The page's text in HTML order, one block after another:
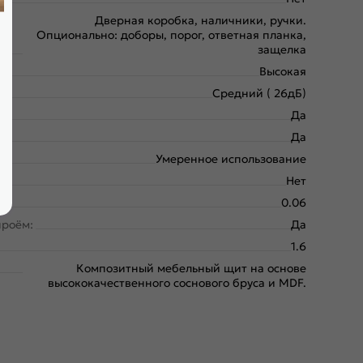
Дверная коробка, наличники, ручки.
Опционально: доборы, порог, ответная планка,
защелка
Высокая
Средний ( 26дБ)
Да
Да
Умеренное использование
Нет
0.06
Да
1.6
Композитный мебельный щит на основе
высококачественного соснового бруса и MDF.